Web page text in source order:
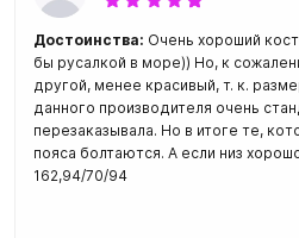
Достоинства: Очень хороший
бы русалкой в море)) Но, к
другой, менее красивый, т. к.
данного производителя очень
перезаказывала. Но в итоге те,
пояса болтаются. А если низ
162,94/70/94